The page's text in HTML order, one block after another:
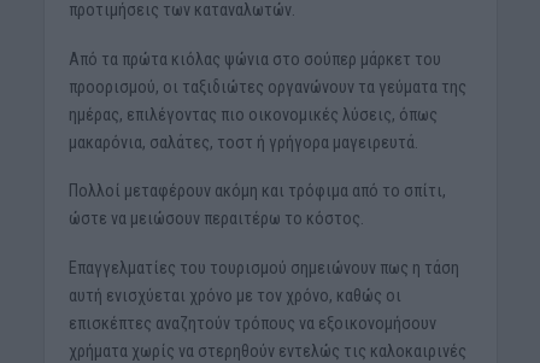
προτιμήσεις των καταναλωτών.
Από τα πρώτα κιόλας ψώνια στο σούπερ μάρκετ του
προορισμού, οι ταξιδιώτες οργανώνουν τα γεύματα της
ημέρας, επιλέγοντας πιο οικονομικές λύσεις, όπως
μακαρόνια, σαλάτες, τοστ ή γρήγορα μαγειρευτά.
Πολλοί μεταφέρουν ακόμη και τρόφιμα από το σπίτι,
ώστε να μειώσουν περαιτέρω το κόστος.
Επαγγελματίες του τουρισμού σημειώνουν πως η τάση
αυτή ενισχύεται χρόνο με τον χρόνο, καθώς οι
επισκέπτες αναζητούν τρόπους να εξοικονομήσουν
χρήματα χωρίς να στερηθούν εντελώς τις καλοκαιρινές